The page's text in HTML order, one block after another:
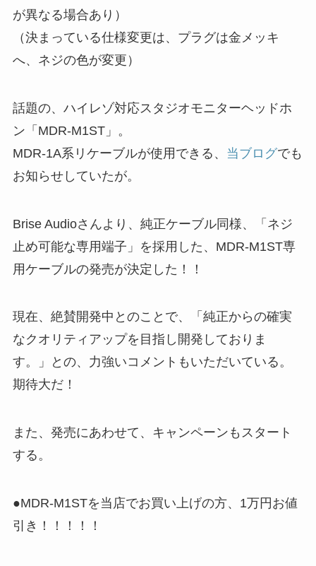
が異なる場合あり）
（決まっている仕様変更は、プラグは金メッキ
へ、ネジの色が変更）
話題の、ハイレゾ対応スタジオモニターヘッドホ
ン「MDR-M1ST」。
MDR-1A系リケーブルが使用できる、 当ブログでも
お知らせしていたが。
Brise Audioさんより、純正ケーブル同様、「ネジ
止め可能な専用端子」を採用した、MDR-M1ST専
用ケーブルの発売が決定した！！
現在、絶賛開発中とのことで、「純正からの確実
なクオリティアップを目指し開発しておりま
す。」との、力強いコメントもいただいている。
期待大だ！
また、発売にあわせて、キャンペーンもスタート
する。
●MDR-M1STを当店でお買い上げの方、1万円お値
引き！！！！！